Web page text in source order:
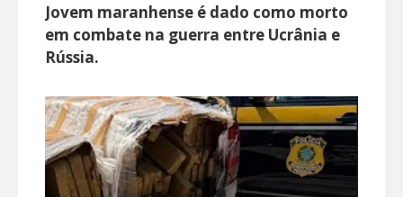
Jovem maranhense é dado como morto
em combate na guerra entre Ucrânia e
Rússia.